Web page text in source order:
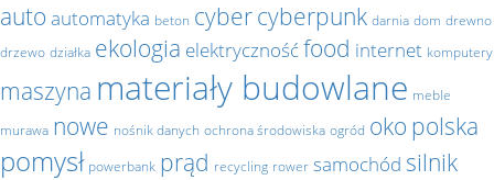
auto automatyka beton cybercyberpunk darnia dom drewno
drzewo działka ekologia elektrycznośćfood internet komputery
maszyna materiały budowlane meble
murawa nowe nośnik danych ochrona środowiska ogród oko polska
pomysł powerbank prąd recycling rower samochód silnik